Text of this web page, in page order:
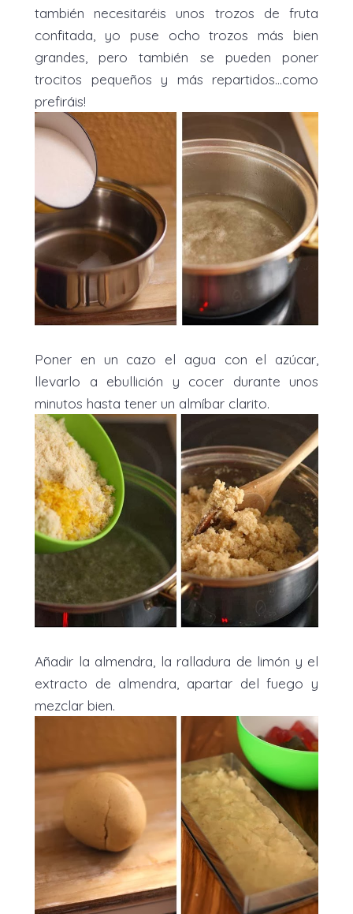
también necesitaréis unos trozos de fruta
confitada, yo puse ocho trozos más bien
grandes, pero también se pueden poner
trocitos pequeños y más repartidos…como
prefiráis!
Poner en un cazo el agua con el azúcar,
llevarlo a ebullición y cocer durante unos
minutos hasta tener un almíbar clarito.
Añadir la almendra, la ralladura de limón y el
extracto de almendra, apartar del fuego y
mezclar bien.